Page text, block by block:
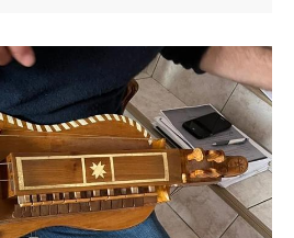
Occitane bien ancré dans
les-Alpes .